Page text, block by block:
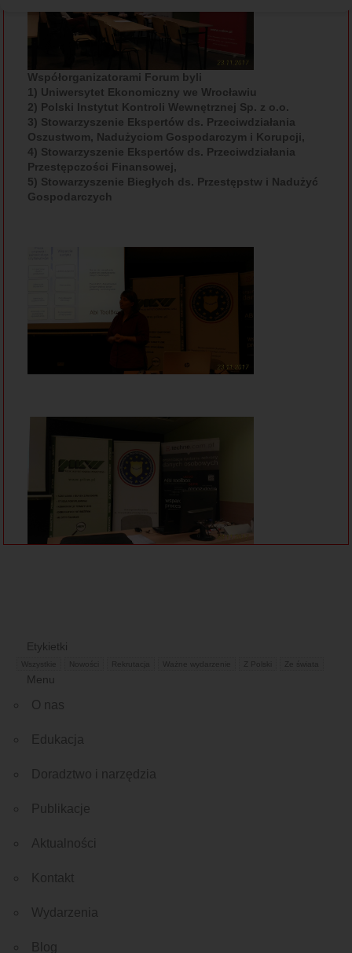
Współorganizatorami Forum byli
1) Uniwersytet Ekonomiczny we Wrocławiu
2) Polski Instytut Kontroli Wewnętrznej Sp. z o.o.
3) Stowarzyszenie Ekspertów ds. Przeciwdziałania
Oszustwom, Nadużyciom Gospodarczym i Korupcji,
4) Stowarzyszenie Ekspertów ds. Przeciwdziałania
Przestępczości Finansowej,
5) Stowarzyszenie Biegłych ds. Przestępstw i Nadużyć
Gospodarczych
Etykietki
Nowości Rekrutacja
Menu
O nas
Edukacja
Doradztwo i narzędzia
Publikacje
Aktualności
Kontakt
Wydarzenia
Blog